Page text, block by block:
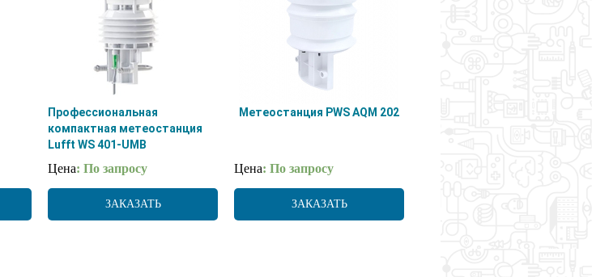
Профессиональная
компактная метеостанция
Lufft WS 401-UMB
Цена: По запросу
ЗАКАЗАТЬ
Метеостанция PWS AQM 202
Цена: По запросу
ЗАКАЗАТЬ